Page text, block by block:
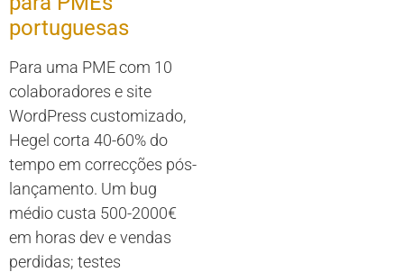
portuguesas
Para uma PME com 10
colaboradores e site
WordPress customizado,
Hegel corta 40-60% do
tempo em correcções pós-
lançamento. Um bug
médio custa 500-2000€
em horas dev e vendas
perdidas; testes